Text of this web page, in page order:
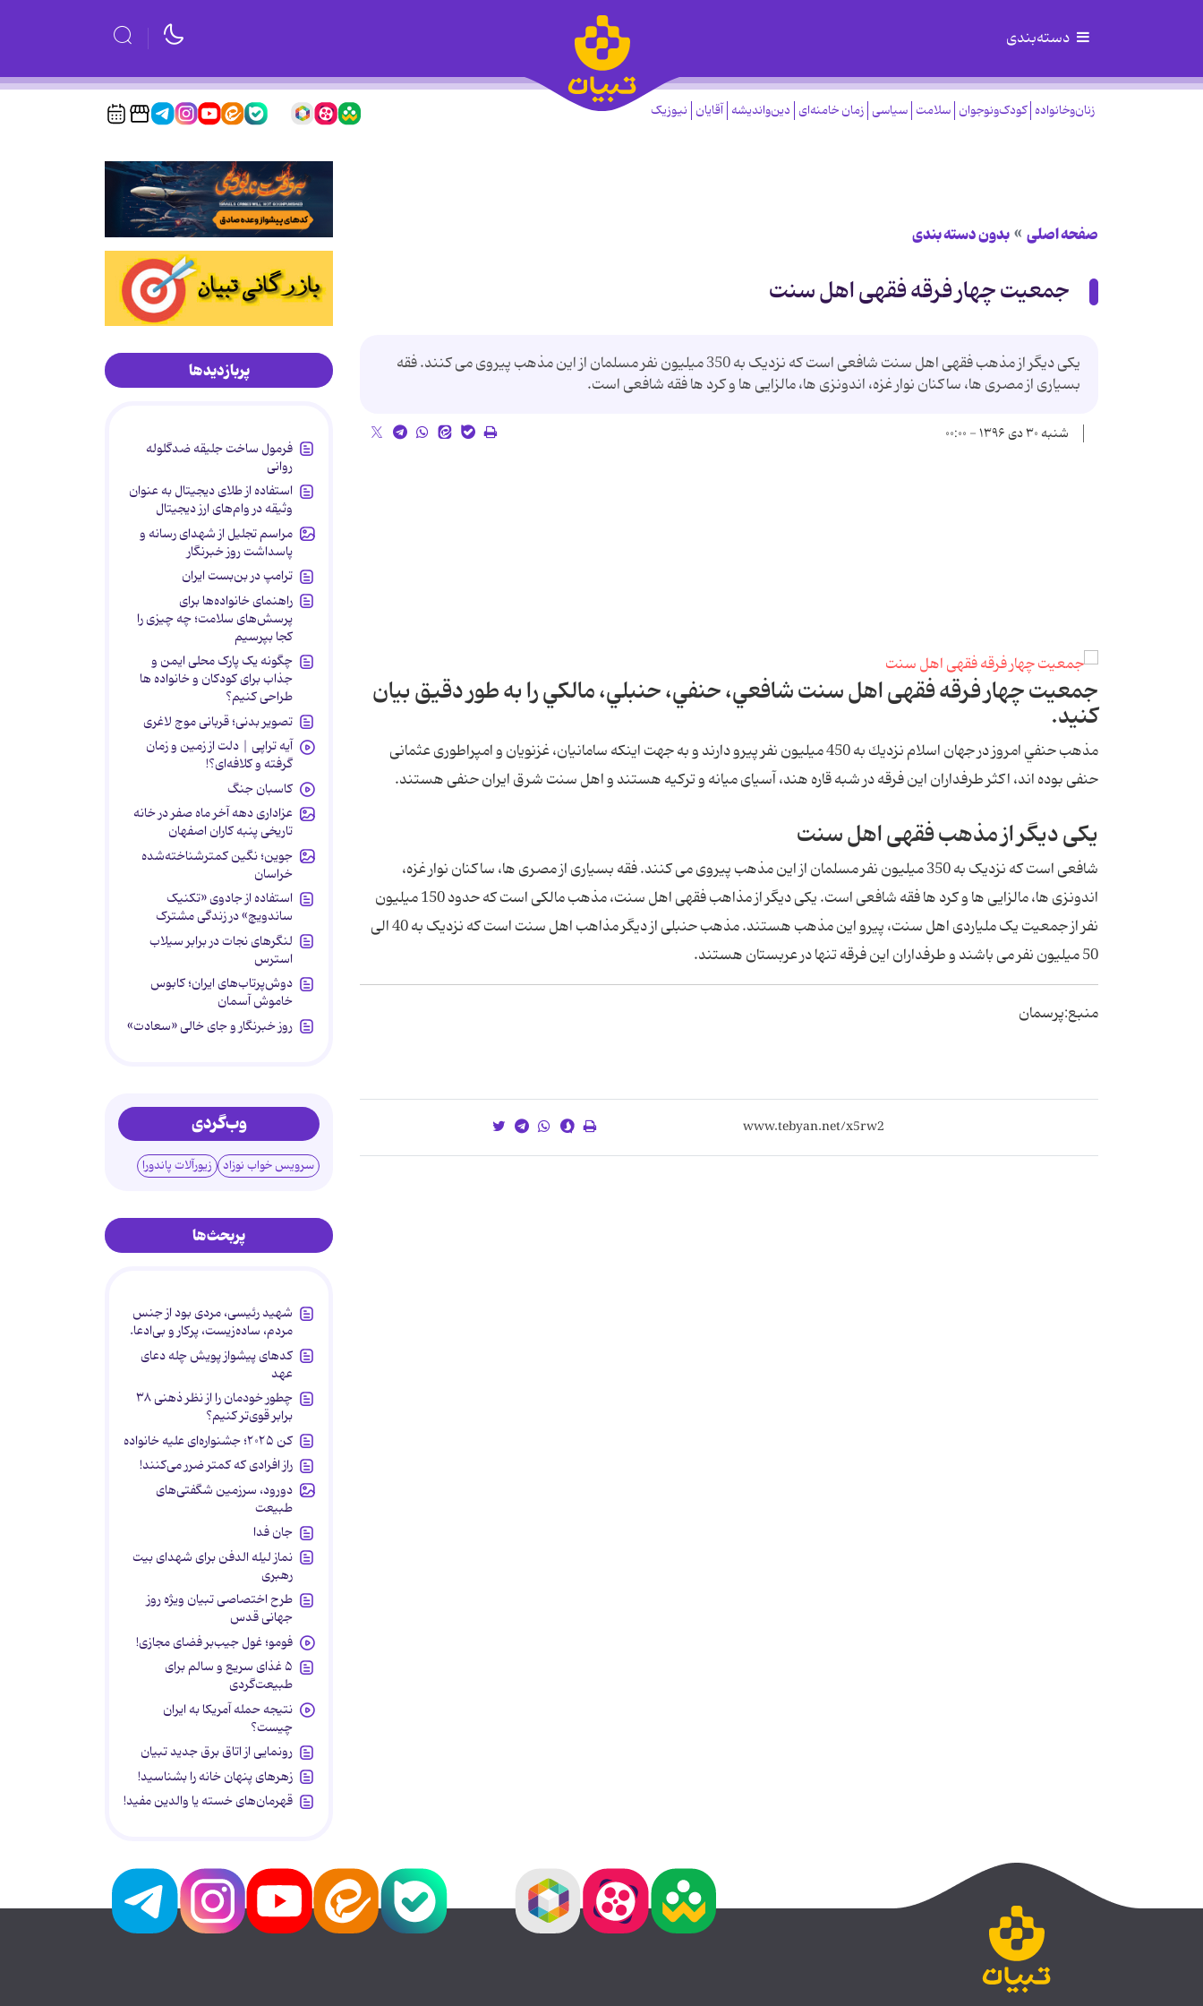
دسته‌بندی
زنان‌وخانواده کودک‌ونوجوان سلامت سیاسی زمان خامنه‌ای دین‌واندیشه آقایان نیوزیک
صفحه اصلی بدون دسته بندی
جمعيت چهار فرقه فقهی اهل سنت
یکی دیگر از مذهب فقهی اهل سنت شافعی است که نزدیک به 350 میلیون نفر مسلمان از این مذهب پیروی می کنند. فقه
بسیاری از مصری ها، ساکنان نوار غزه، اندونزی ها، مالزایی ها و کرد ها فقه شافعی است.
شنبه ۳۰ دی ۱۳۹۶ - ۰۰:۰۰
جمعيت چهار فرقه فقهی اهل سنت شافعي، حنفي، حنبلي، مالكي را به طور دقيق بيان
كنيد.
مذهب حنفي امروز در جهان اسلام نزديك به 450 میلیون نفر پیرو دارند و به جهت اینكه سامانیان، غزنویان و امپراطوری عثمانی
حنفی بوده اند، اکثر طرفداران این فرقه در شبه قاره هند، آسیای میانه و ترکیه هستند و اهل سنت شرق ایران حنفی هستند.
یکی دیگر از مذهب فقهی اهل سنت
شافعی است که نزدیک به 350 میلیون نفر مسلمان از این مذهب پیروی می کنند. فقه بسیاری از مصری ها، ساکنان نوار غزه،
اندونزی ها، مالزایی ها و کرد ها فقه شافعی است. یکی دیگر از مذاهب فقهی اهل سنت، مذهب مالکی است که حدود 150 میلیون
نفر از جمعیت یک ملیاردی اهل سنت، پیرو این مذهب هستند. مذهب حنبلی از دیگر مذاهب اهل سنت است که نزدیک به 40 الی
50 میلیون نفر می باشند و طرفداران این فرقه تنها در عربستان هستند.
منبع:پرسمان
پربازدیدها
فرمول ساخت جلیقه ضدگلوله
روانی
استفاده از طلای دیجیتال به عنوان
وثیقه در وام‌های ارز دیجیتال
مراسم تجلیل از شهدای رسانه و
پاسداشت روز خبرنگار
ترامپ در بن‌بست ایران
راهنمای خانواده‌ها برای
پرسش‌های سلامت؛ چه چیزی را
کجا بپرسیم
چگونه یک پارک محلی ایمن و
جذاب برای کودکان و خانواده ها
طراحی کنیم؟
تصویر بدنی؛ قربانی موج لاغری
آیه تراپی | دلت از زمین و زمان
گرفته و کلافه‌ای؟!
کاسبان جنگ
عزاداری دهه آخر ماه صفر در خانه
تاریخی پنبه کاران اصفهان
جوین؛ نگین کمترشناخته‌شده
خراسان
استفاده از جادوی «تکنیک
ساندویچ» در زندگی مشترک
لنگرهای نجات در برابر سیلاب
استرس
دوش‌پرتاب‌های ایران؛ کابوس
خاموش آسمان
روز خبرنگار و جای خالی «سعادت»
وب‌گردی
سرویس خواب نوزاد زیورآلات پاندورا
پربحث‌ها
شهید رئیسی، مردی بود از جنس
مردم، ساده‌زیست، پرکار و بی‌ادعا.
کدهای پیشواز پویش چله دعای
عهد
چطور خودمان را از نظر ذهنی ۳۸
برابر قوی‌تر کنیم؟
کن ۲۰۲۵؛ جشنواره‌ای علیه خانواده
راز افرادی که کمتر ضرر می‌کنند!
دورود، سرزمین شگفتی‌های
طبیعت
جان فدا
نماز لیله الدفن برای شهدای بیت
رهبری
طرح اختصاصی تبیان ویژه روز
جهانی قدس
فومو؛ غول جیب‌بر فضای مجازی!
۵ غذای سریع و سالم برای
طبیعت‌گردی
نتیجه حمله آمریکا به ایران
چیست؟
رونمایی از اتاق برق جدید تبیان
زهرهای پنهان خانه را بشناسید!
قهرمان‌های خسته یا والدین مفید!